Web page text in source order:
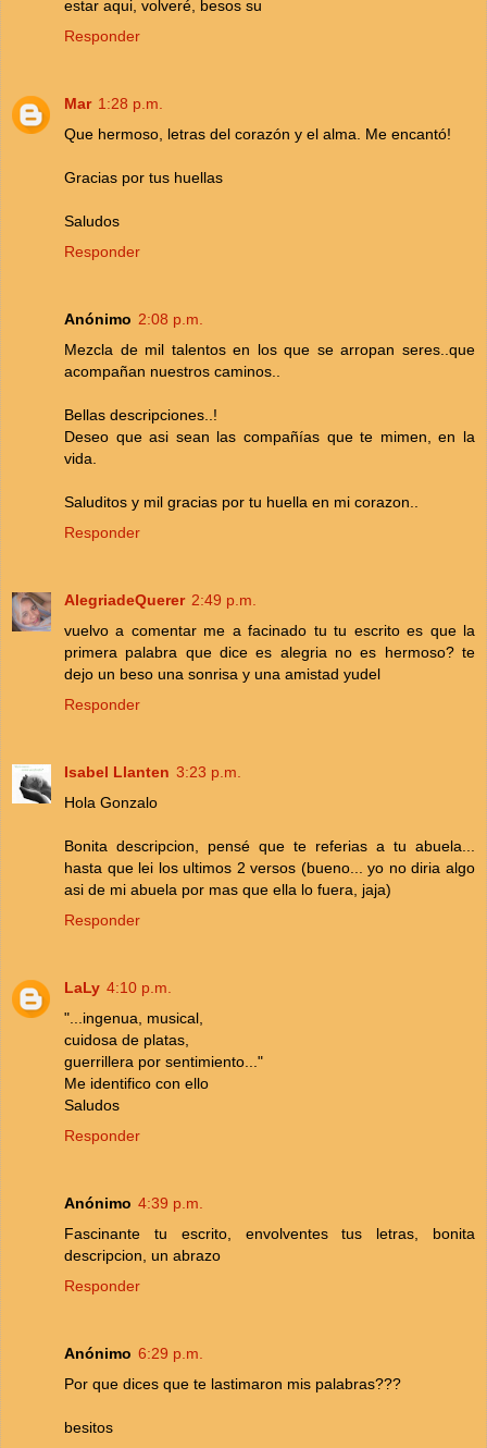
estar aqui, volveré, besos su
Responder
Mar 1:28 p.m.
Que hermoso, letras del corazón y el alma. Me encantó!
Gracias por tus huellas
Saludos
Responder
Anónimo 2:08 p.m.
Mezcla de mil talentos en los que se arropan seres..que
acompañan nuestros caminos..
Bellas descripciones..!
Deseo que asi sean las compañías que te mimen, en la
vida.
Saluditos y mil gracias por tu huella en mi corazon..
Responder
AlegriadeQuerer 2:49 p.m.
vuelvo a comentar me a facinado tu tu escrito es que la
primera palabra que dice es alegria no es hermoso? te
dejo un beso una sonrisa y una amistad yudel
Responder
Isabel Llanten 3:23 p.m.
Hola Gonzalo
Bonita descripcion, pensé que te referias a tu abuela...
hasta que lei los ultimos 2 versos (bueno... yo no diria algo
asi de mi abuela por mas que ella lo fuera, jaja)
Responder
LaLy 4:10 p.m.
"...ingenua, musical,
cuidosa de platas,
guerrillera por sentimiento..."
Me identifico con ello
Saludos
Responder
Anónimo 4:39 p.m.
Fascinante tu escrito, envolventes tus letras, bonita
descripcion, un abrazo
Responder
Anónimo 6:29 p.m.
Por que dices que te lastimaron mis palabras???
besitos